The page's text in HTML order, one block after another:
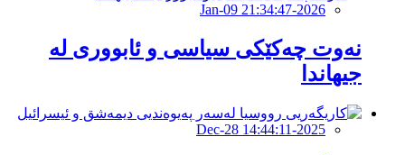
2026-Jan-09 21:34:47
نەوت چەکێکی سیاسی و ئابووری لە
جیهاندا
2025-Dec-28 14:44:11